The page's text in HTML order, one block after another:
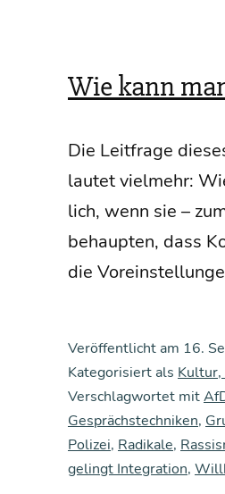
Wie kann
Die Leit­fra­ge
lau­tet viel­mehr:
lich, wenn sie –
behaup­ten, dass
die
Veröffentlicht am 16.
Kategorisiert als
Verschlagwortet mit
Gesprächstechniken,
Polizei, Radikale,
gelingt Integration,